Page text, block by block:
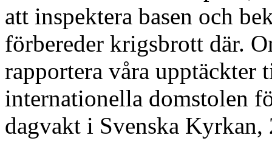
att inspektera basen och
förbereder krigsbrott där.
rapportera våra
internationella domstolen
dagvakt i Svenska